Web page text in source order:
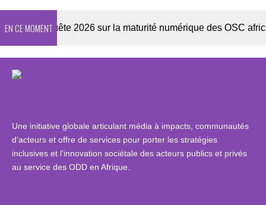
EN CE MOMENT
Enquête 2026 sur la maturité numérique des OSC
Une initiative globale articulant média à impacts, communautés
d’acteurs et offre de services pour porter les stratégies
inclusives et l’innovation sociétale des acteurs publics et privés
au service des ODD en Afrique.